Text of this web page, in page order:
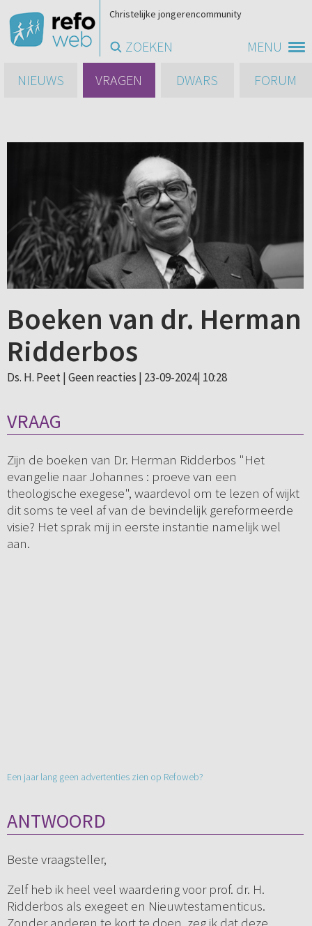
MENU
Christelijke jongerencommunity
ZOEKEN
NIEUWS
VRAGEN DWARS FORUM
Boeken van dr. Herman
Ridderbos
Ds. H. Peet | Geen reacties | 23-09-2024| 10:28
VRAAG
Zijn de boeken van Dr. Herman Ridderbos "Het
evangelie naar Johannes : proeve van een
theologische exegese", waardevol om te lezen of wijkt
dit soms te veel af van de bevindelijk gereformeerde
visie? Het sprak mij in eerste instantie namelijk wel
aan.
Een jaar lang geen advertenties zien op Refoweb?
ANTWOORD
Beste vraagsteller,
Zelf heb ik heel veel waardering voor prof. dr. H.
Ridderbos als exegeet en Nieuwtestamenticus.